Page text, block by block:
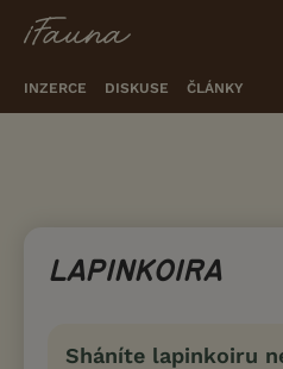
INZERCE DISKUSE ČLÁNKY
LAPINKOIRA
Sháníte lapinkoiru